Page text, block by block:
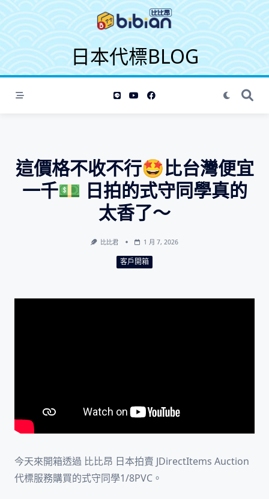
S
k
p
o
日本代標BLOG
這價格不收不行🤩比台灣便宜
一千💵 日拍的式守同學真的
太香了～
比比君 1 月 7, 2026
客戶開箱
今天來開箱透過 比比昂 日本拍賣 JDirectItems Auction
代標服務購買的式守同學1/8PVC。